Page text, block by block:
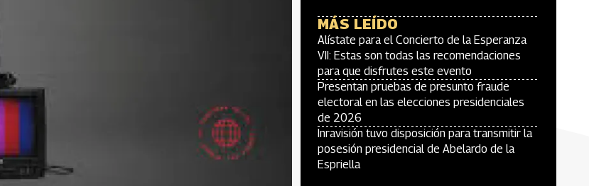
MÁS LEÍDO
Alístate para el Concierto de la Esperanza
VII: Estas son todas las recomendaciones
para que disfrutes este evento
Presentan pruebas de presunto fraude
electoral en las elecciones presidenciales
de 2026
Inravisión tuvo disposición para transmitir la
posesión presidencial de Abelardo de la
Espriella